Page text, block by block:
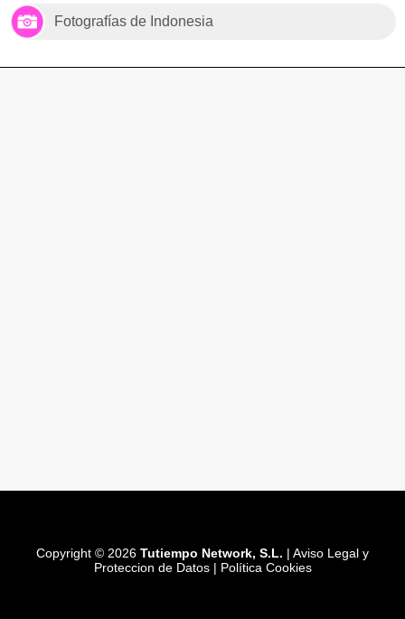
Fotografías de Indonesia
Copyright © 2026 Tutiempo Network, S.L. | Aviso Legal y
Proteccion de Datos| Política Cookies